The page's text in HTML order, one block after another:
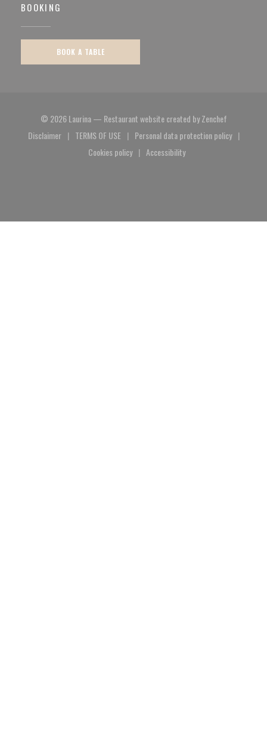
BOOKING
BOOK A TABLE
© 2026 Laurina — Restaurant website created byZenchef((opens in a
Disclaimer
((opens in a new window))
TERMS OF USE
((opens in a new window))
Personal data protection policy
((opens in a new window))
Cookies policy
((opens in a new window))
Accessibility
((opens in a new window))